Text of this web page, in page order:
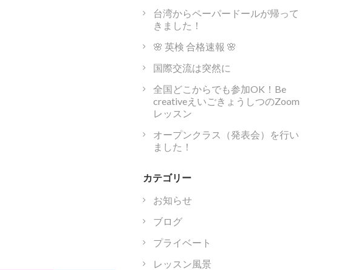
台湾からペーパードールが帰って
きました！
🌸 英検 合格速報 🌸
国際交流は突然に
全国どこからでも参加OK！Be
creativeえいごきょうしつのZoom
レッスン
オープンクラス（発表会）を行い
ました！
カテゴリー
お知らせ
ブログ
プライベート
レッスン風景